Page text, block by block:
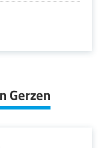
Gerzen